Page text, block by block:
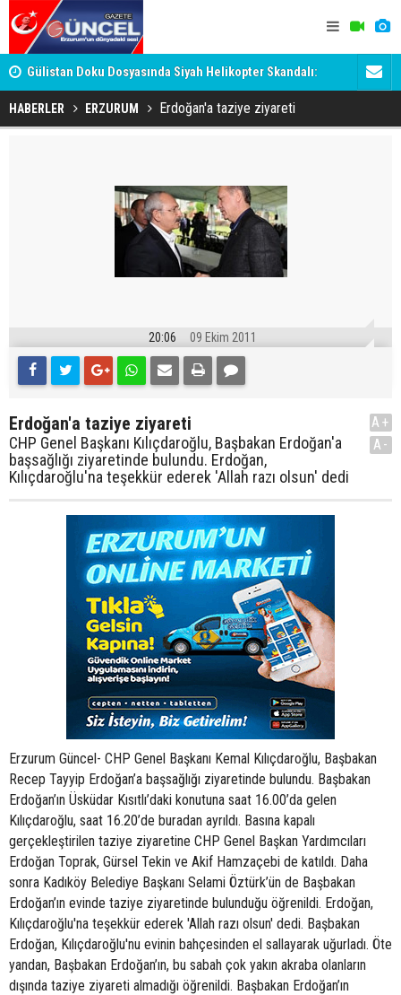
Gülistan Doku Dosyasında Siyah Helikopter Skandalı:
Tutuklanan 'Hayırsever', Valiyi Geçemedi!
Ömer
HABERLER ERZURUM Erdoğan'a taziye ziyareti
20:06 09 Ekim 2011
Erdoğan'a taziye ziyareti
CHP Genel Başkanı Kılıçdaroğlu, Başbakan Erdoğan'a
başsağlığı ziyaretinde bulundu. Erdoğan,
Kılıçdaroğlu'na teşekkür ederek 'Allah razı olsun' dedi
A+
A-
Erzurum Güncel- CHP Genel Başkanı Kemal Kılıçdaroğlu, Başbakan
Recep Tayyip Erdoğan’a başsağlığı ziyaretinde bulundu. Başbakan
Erdoğan’ın Üsküdar Kısıtlı’daki konutuna saat 16.00’da gelen
Kılıçdaroğlu, saat 16.20’de buradan ayrıldı. Basına kapalı
gerçekleştirilen taziye ziyaretine CHP Genel Başkan Yardımcıları
Erdoğan Toprak, Gürsel Tekin ve Akif Hamzaçebi de katıldı. Daha
sonra Kadıköy Belediye Başkanı Selami Öztürk’ün de Başbakan
Erdoğan’ın evinde taziye ziyaretinde bulunduğu öğrenildi. Erdoğan,
Kılıçdaroğlu'na teşekkür ederek 'Allah razı olsun' dedi. Başbakan
Erdoğan, Kılıçdaroğlu'nu evinin bahçesinden el sallayarak uğurladı. Öte
yandan, Başbakan Erdoğan’ın, bu sabah çok yakın akraba olanların
dışında taziye ziyareti almadığı öğrenildi. Başbakan Erdoğan’ın